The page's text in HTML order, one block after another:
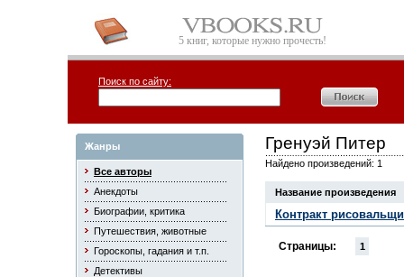
5 книг, которые нужно прочесть!
Поиск по сайту:
Жанры
Все авторы
Анекдоты
Биографии, критика
Путешествия, животные
Гороскопы, гадания и т.п.
Детективы
Гренуэй Питер
Найдено произведений: 1
Название произведения
Контракт
Страницы: 1